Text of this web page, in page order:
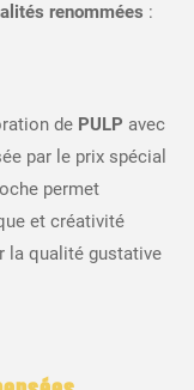
renommées :
de PULP avec
par le prix spécial
permet
et créativité
la qualité gustative